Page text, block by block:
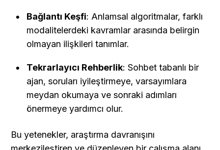
Bağlantı Keşfi: Anlamsal algoritmalar, farklı
modalitelerdeki kavramlar arasında belirgin
olmayan ilişkileri tanımlar.
Tekrarlayıcı Rehberlik: Sohbet tabanlı bir
ajan, soruları iyileştirmeye, varsayımlara
meydan okumaya ve sonraki adımları
önermeye yardımcı olur.
Bu yetenekler, araştırma davranışını